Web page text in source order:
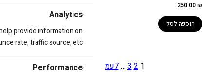
Analytics
provide information on
rate, traffic source, etc.
Performance
250.00₪
הוספה לסל
1
2
3
…
7עמוד הבא »